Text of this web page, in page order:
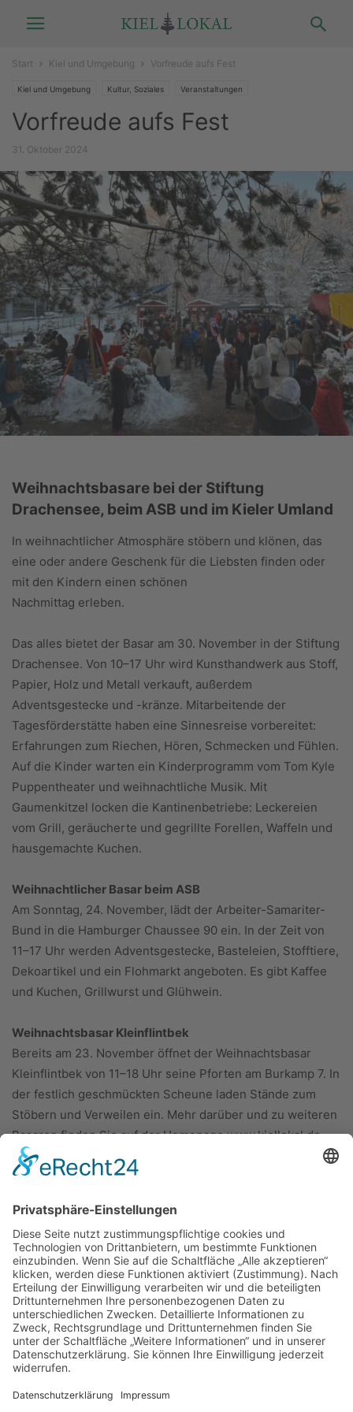
Start Kiel und Umgebung Vorfreude aufs Fest
Kiel und Umgebung Kultur, Soziales Veranstaltungen
Vorfreude aufs Fest
31. Oktober 2024
Weihnachtsbasare bei der Stiftung
Drachensee, beim ASB und im Kieler Umland
In weihnachtlicher Atmosphäre stöbern und klönen, das
eine oder andere Geschenk für die Liebsten finden oder
mit den Kindern einen schönen
Nachmittag erleben.
Das alles bietet der Basar am 30. November in der Stiftung
Drachensee. Von 10–17 Uhr wird Kunsthandwerk aus Stoff,
Papier, Holz und Metall verkauft, außerdem
Adventsgestecke und -kränze. Mitarbeitende der
Tagesförderstätte haben eine Sinnesreise vorbereitet:
Erfahrungen zum Riechen, Hören, Schmecken und Fühlen.
Auf die Kinder warten ein Kinderprogramm vom Tom Kyle
Puppentheater und weihnachtliche Musik. Mit
Gaumenkitzel locken die Kantinenbetriebe: Leckereien
vom Grill, geräucherte und gegrillte Forellen, Waffeln und
hausgemachte Kuchen.
Weihnachtlicher Basar beim ASB
Am Sonntag, 24. November, lädt der Arbeiter-Samariter-
Bund in die Hamburger Chaussee 90 ein. In der Zeit von
11–17 Uhr werden Adventsgestecke, Basteleien, Stofftiere,
Dekoartikel und ein Flohmarkt angeboten. Es gibt Kaffee
und Kuchen, Grillwurst und Glühwein.
Weihnachtsbasar Kleinflintbek
Bereits am 23. November öffnet der Weihnachtsbasar
Kleinflintbek von 11–18 Uhr seine Pforten am Burkamp 7. In
der festlich geschmückten Scheune laden Stände zum
Stöbern und Verweilen ein. Mehr darüber und zu weiteren
Basaren finden Sie auf der Homepage www.kiellokal.de.
ÜBER UNS
KIEL LOKAL
Carsten Frahm Verlag, Inhaber Carsten Frahm
24113 Kiel